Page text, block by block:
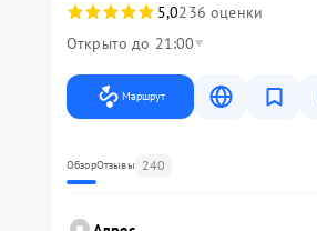
5,0236 оценки
Открыто до 21:00
Маршрут
ОбзорОтзывы 240